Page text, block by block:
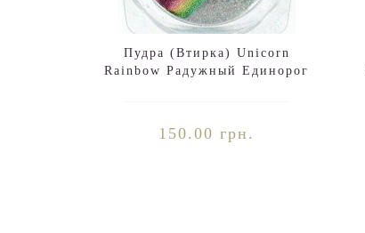
Пудра (Втирка) Unicorn
Rainbow Радужный Единорог
150.00 грн.